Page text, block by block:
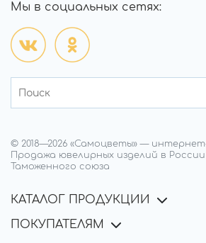
Мы в социальных сетях:
© 2018—2026 «Самоцветы» —
Продажа ювелирных изделий в
Таможенного союза
КАТАЛОГ ПРОДУКЦИИ
ПОКУПАТЕЛЯМ